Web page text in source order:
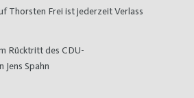
Thorsten Frei ist jederzeit Verlass
Rücktritt des CDU-
Spahn